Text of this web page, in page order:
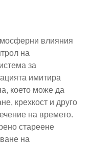
влияния
на
за
имитира
което може да
крехкост и друго
на времето.
стареене
на